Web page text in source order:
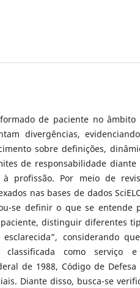
de paciente no âmbito
divergências,
sobre definições,
de responsabilidade diante
profissão. Por meio de
nas bases de dados
se definir o que se entende
distinguir diferentes
considerando
classificada como serviço
de 1988, Código de Defesa
Diante disso, busca-se